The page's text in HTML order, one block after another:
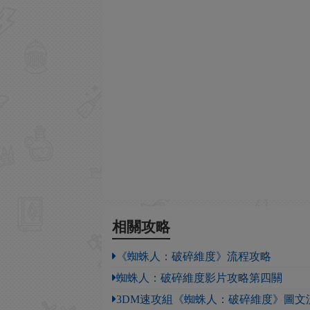
相關攻略
《蜘蛛人：破碎維度》流程攻略
蜘蛛人：破碎維度影片攻略第四關
3DM速攻組《蜘蛛人：破碎維度》圖文